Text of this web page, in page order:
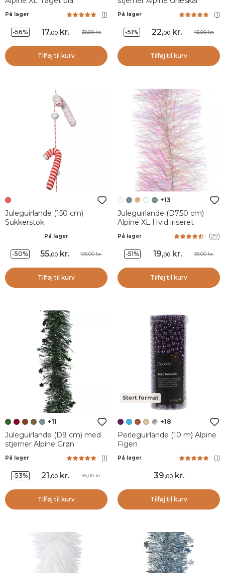
På lager (1)
-56% 17,00 kr. 39,00 kr.
Tilføj til kurv
På lager (1)
-51% 22,00 kr. 45,00 kr.
Tilføj til kurv
Juleguirlande (150 cm)
Sukkerstok
På lager
-50% 55,00kr. 109,00 kr.
Tilføj til kurv
+13
Juleguirlande (D7,50 cm)
Alpine XL Hvid iriseret
På lager (29)
-51% 19,00kr. 39,00 kr.
Tilføj til kurv
+11
Juleguirlande (D9 cm) med
stjerner Alpine Grøn
På lager (1)
-53% 21,00 kr. 45,00 kr.
Tilføj til kurv
Stort format
+18
Perleguirlande (10 m) Alpine
Figen
På lager (1)
39,00kr.
Tilføj til kurv